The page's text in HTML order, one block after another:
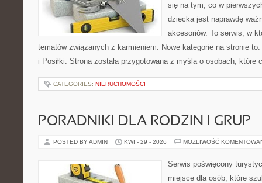
się na tym, co w
dziecka jest naprawdę
akcesoriów. To serwis, w
tematów związanych z karmieniem. Nowe kategorie na stronie
i Posiłki. Strona została przygotowana z myślą o osobach,
CATEGORIES: NIERUCHOMOŚCI
PORADNIKI DLA RODZIN I GRUP
POSTED BY ADMIN KWI - 29 - 2026 MOŻLIWOŚĆ
Serwis poświęcony
miejsce dla osób, które